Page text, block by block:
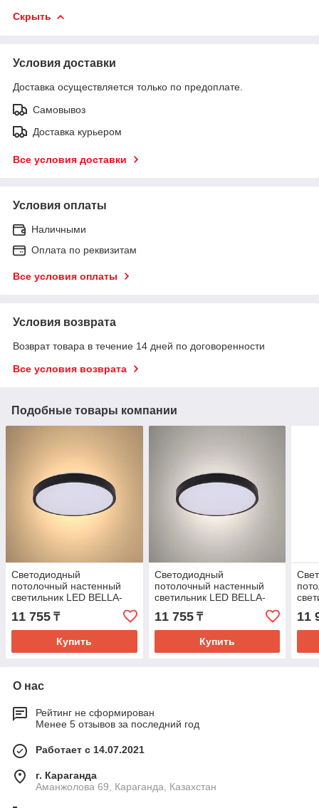
Скрыть
Условия доставки
Доставка осуществляется только по предоплате.
Самовывоз
Доставка курьером
Все условия доставки
Условия оплаты
Наличными
Оплата по реквизитам
Все условия оплаты
Условия возврата
Возврат товара в течение 14 дней по договоренности
Все условия возврата
Подобные товары компании
Светодиодный
потолочный настенный
светильник LED BELLA-
Frame 36W BLACK 4000K
11 755 ₸
Купить
Светодиодный
потолочный настенный
светильник LED BELLA-
Frame 36W BLACK 6000K
11 755₸
Купить
11
О нас
Рейтинг не сформирован
Менее 5 отзывов за последний год
Работает с 14.07.2021
г. Караганда
Аманжолова 69, Караганда, Казахстан